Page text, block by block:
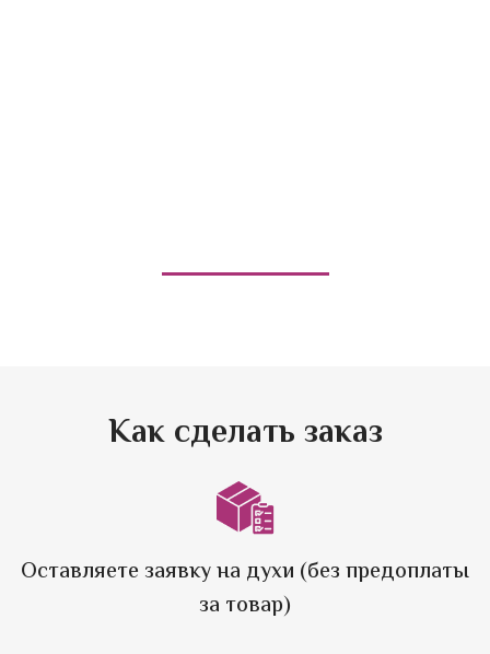
Как сделать заказ
Оставляете заявку на духи (без предоплаты
за товар)